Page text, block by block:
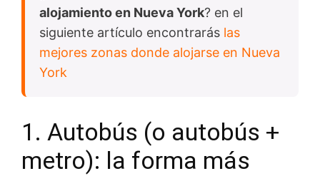
alojamiento en Nueva York? en el
siguiente artículo encontrarás las
mejores zonas donde alojarse en Nueva
York
1. Autobús (o autobús +
metro): la forma más